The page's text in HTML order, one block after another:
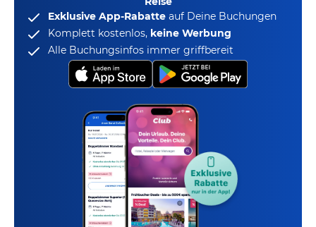
Exklusive App-Rabatte auf Deine Buchungen
Komplett kostenlos, keine Werbung
Alle Buchungsinfos immer griffbereit